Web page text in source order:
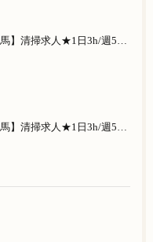
【東京都練馬区練馬】清掃求人★1日3h/週5日/祝日お休み★南田中在住の方歓迎
【東京都練馬区練馬】清掃求人★1日3h/週5日/祝日お休み★南大泉在住の方歓迎